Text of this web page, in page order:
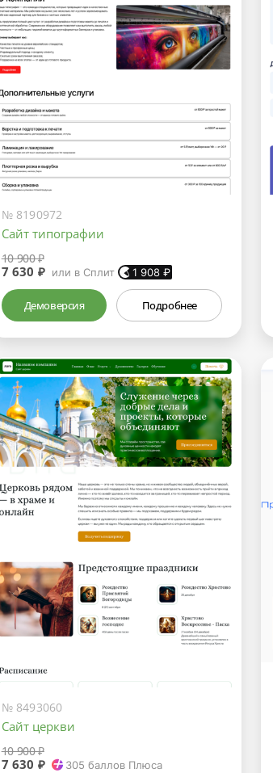
№ 8190972
Сайт типографии
10 900 ₽
7 630 ₽ или в Сплит 1 908 ₽
Демоверсия Подробнее
№ 8493060
Сайт церкви
10 900 ₽
7 630 ₽ 305 баллов Плюса